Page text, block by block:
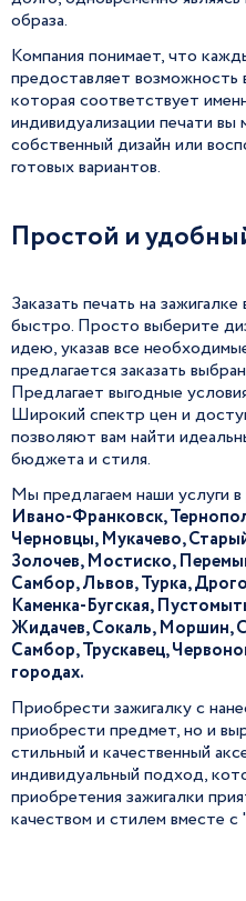
образа.
Компания понимает, что
предоставляет возможность
которая соответствует
индивидуализации печати вы
собственный дизайн или
готовых вариантов.
Простой и
Заказать печать на
быстро. Просто выберите
идею, указав все
предлагается заказать
Предлагает выгодные
Широкий спектр цен и
позволяют вам найти
бюджета и стиля.
Мы предлагаем наши услуги
Ивано-Франковск,
Черновцы, Мукачево,
Золочев, Мостиско,
Самбор, Львов, Турка,
Каменка-Бугская,
Жидачев, Сокаль, Моршин,
Самбор, Трускавец,
городах.
Приобрести зажигалку с
приобрести предмет, но и
стильный и качественный
индивидуальный подход,
приобретения зажигалки
качеством и стилем вместе